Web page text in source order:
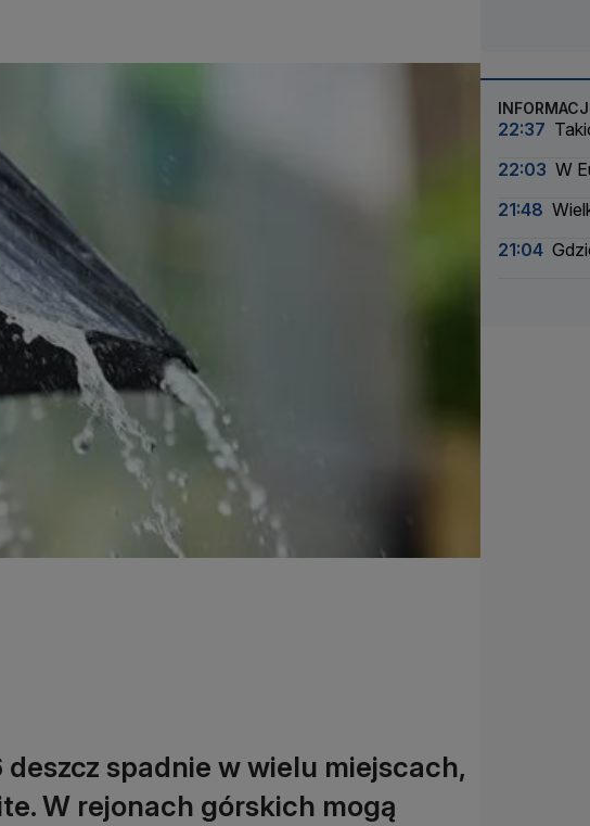
spadnie w wielu miejscach,
W rejonach górskich mogą
22:37
22:03 W
21:48
21:04